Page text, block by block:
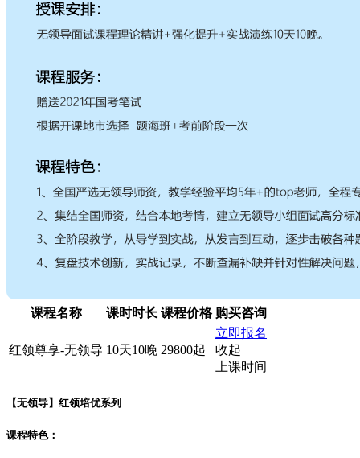
课程名称 课时时长 课程价格 购买咨询
红领尊享-无领导 10天10晚 29800起
立即报名
收起
上课时间
【无领导】红领培优系列
课程特色：